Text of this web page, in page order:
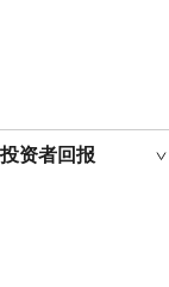
投资者回报